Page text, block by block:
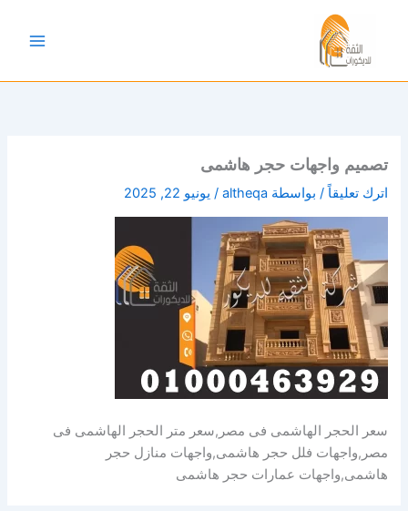
المحتوى
تصميم واجهات حجر هاشمى
اترك تعليقاً / بواسطة altheqa
/ يونيو 22, 2025
سعر الحجر الهاشمى فى مصر,سعر متر الحجر الهاشمى فى
مصر,واجهات فلل حجر هاشمى,واجهات منازل حجر
هاشمى,واجهات عمارات حجر هاشمى